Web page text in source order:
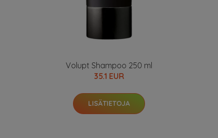
Volupt Shampoo 250 ml
35.1 EUR
LISÄTIETOJA